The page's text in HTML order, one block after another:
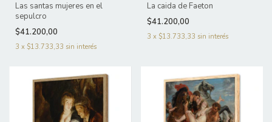
Las santas mujeres en el
sepulcro
$41.200,00
3 x $13.733,33 sin interés
La caida de Faeton
$41.200,00
3 x $13.733,33 sin interés